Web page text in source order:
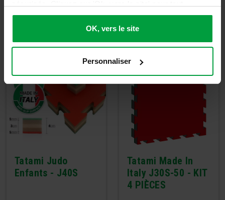
accepter ou ajustez manuellement vos préférences.
OK, vers le site
Personnaliser
Tatami Judo
Enfants - J40S
Tatami Made In
Italy J30S-50 - KIT
4 PIÈCES